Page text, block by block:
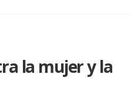
la mujer y la